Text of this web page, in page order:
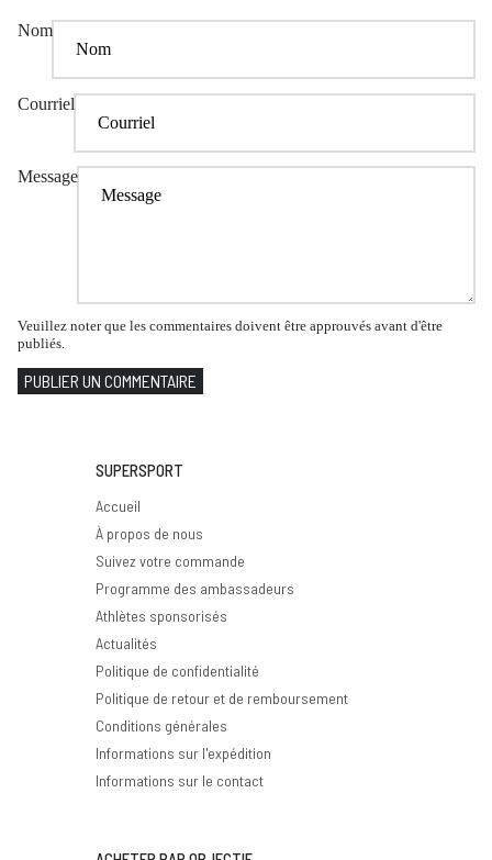
Nom
Courriel
Message
Veuillez noter que les commentaires doivent être approuvés avant d'être
publiés.
PUBLIER UN COMMENTAIRE
SUPERSPORT
Accueil
À propos de nous
Suivez votre commande
Programme des ambassadeurs
Athlètes sponsorisés
Actualités
Politique de confidentialité
Politique de retour et de remboursement
Conditions générales
Informations sur l'expédition
Informations sur le contact